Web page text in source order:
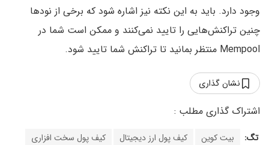
وجود دارد. باید به این نکته نیز اشاره شود که برخی از نودها
چنین تراکنش‌هایی را تایید نمی‌کنند و ممکن است شما در
Mempool منتظر بمانید تا تراکنش شما تایید شود.
نشان گذاری
تگ: بیت کوین کیف پول ارز دیجیتال کیف پول سخت افزاری